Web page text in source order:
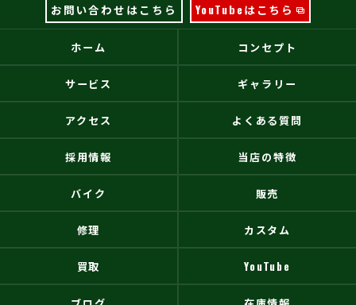
お問い合わせはこちら YouTubeはこちら
ホーム コンセプト
サービス ギャラリー
アクセス よくある質問
採用情報 当店の特徴
バイク 販売
修理 カスタム
買取 YouTube